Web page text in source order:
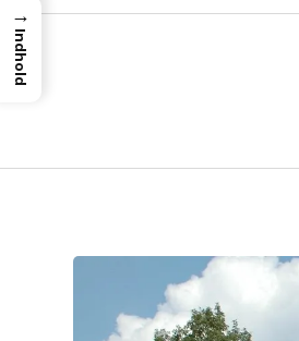
→
Indhold